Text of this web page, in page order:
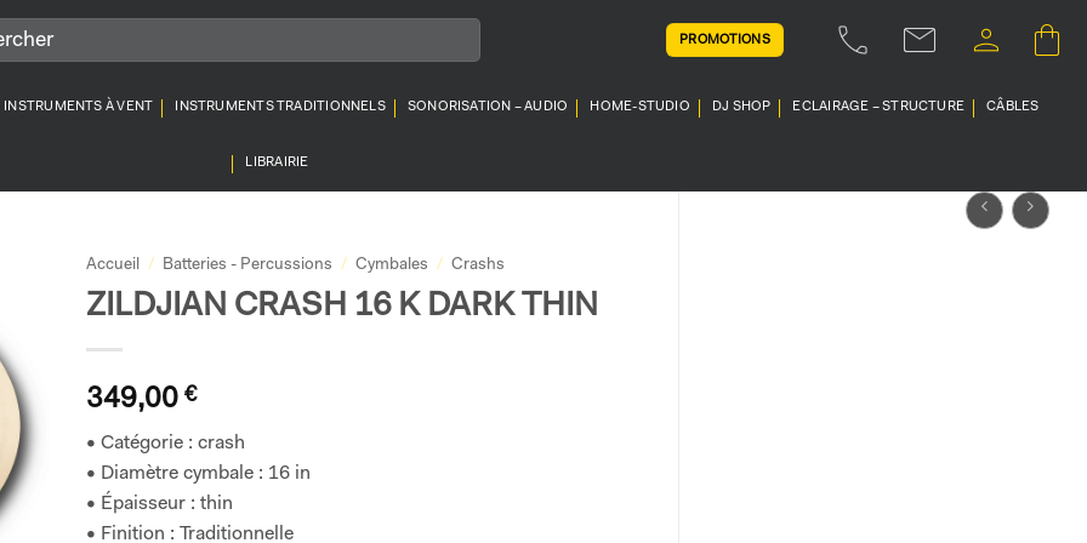
PROMOTIONS
INSTRUMENTS À VENT INSTRUMENTS TRADITIONNELS SONORISATION – AUDIO HOME-STUDIO DJ SHOP ECLAIRAGE – STRUCTURE CÂBLES
LIBRAIRIE
Accueil / Batteries - Percussions / Cymbales / Crashs
ZILDJIAN CRASH 16 K DARK THIN
349,00 €
• Catégorie : crash
• Diamètre cymbale : 16 in
• Épaisseur : thin
• Finition : Traditionnelle